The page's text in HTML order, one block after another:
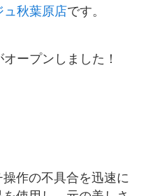
ュ秋葉原店です。
オープンしました！
作の不具合を迅速に